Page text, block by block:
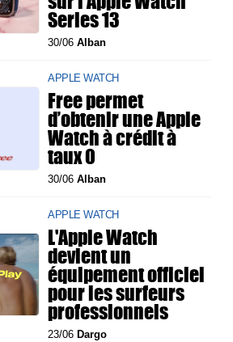
Series 13
30/06Alban
APPLE WATCH
Free permet
d’obtenir une Apple
Watch à crédit à
taux 0
30/06Alban
APPLE WATCH
L'Apple Watch
devient un
équipement officiel
pour les surfeurs
professionnels
23/06 Dargo